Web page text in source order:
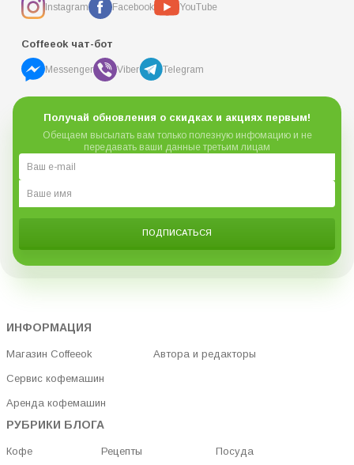
Instagram Facebook YouTube
Coffeeok чат-бот
Messenger Viber Telegram
Получай обновления о скидках и акциях первым!
Обещаем высылать вам только полезную инфомацию и не
передавать ваши данные третьим лицам
ПОДПИСАТЬСЯ
ИНФОРМАЦИЯ
Магазин Coffeeok
Сервис кофемашин
Аренда кофемашин
Автора и редакторы
РУБРИКИ БЛОГА
Кофе Рецепты Посуда